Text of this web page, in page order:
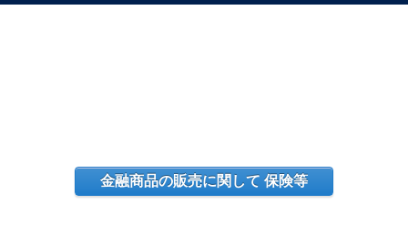
金融商品の販売に関して 保険等